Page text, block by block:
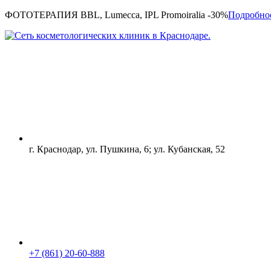
ФОТОТЕРАПИЯ BBL, Lumecca, IPL Promoiralia -30%
г. Краснодар, ул. Пушкина, 6; ул. Кубанская, 52
+7 (861) 20-60-888